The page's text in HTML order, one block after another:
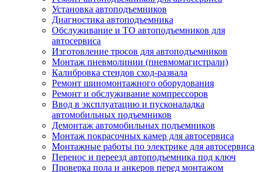
Установка автоподъемников
Диагностика автоподъемника
Обслуживание и ТО автоподъемников для
автосервиса
Изготовление тросов для автоподъемников
Монтаж пневмолинии (пневмомагистрали)
Калибровка стендов сход-развала
Ремонт шиномонтажного оборудования
Ремонт и обслуживание компрессоров
Ввод в эксплуатацию и пусконаладка
автомобильных подъемников
Демонтаж автомобильных подъемников
Монтаж покрасочных камер для автосервиса
Монтажные работы по электрике для автосервиса
Перенос и переезд автоподъемника под ключ
Проверка пола и анкеров перед монтажом